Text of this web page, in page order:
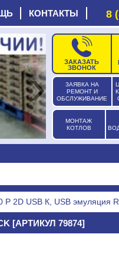
КОНТАКТЫ 8
ЗАЯВКА НА
РЕМОНТ И
ОБСЛУЖИВАНИЕ
МОНТАЖ
КОТЛОВ
ЗАКАЗАТЬ
ЗВОНОК
›
P 2D USB К, USB эмуляция
[АРТИКУЛ 79874]